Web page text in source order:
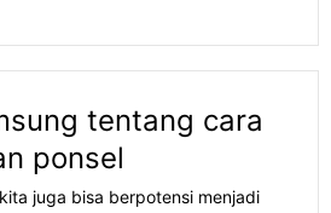
tentang cara
ponsel
juga bisa berpotensi menjadi